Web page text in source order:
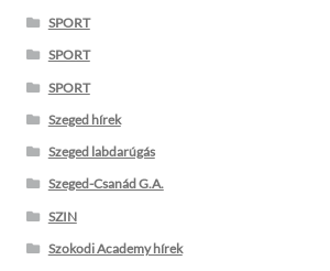
SPORT
SPORT
SPORT
Szeged hírek
Szeged labdarúgás
Szeged-Csanád G.A.
SZIN
Szokodi Academy hírek